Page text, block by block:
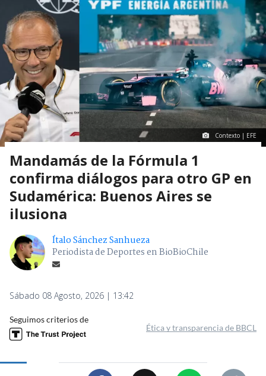
Contexto | EFE
Mandamás de la Fórmula 1
confirma diálogos para otro GP en
Sudamérica: Buenos Aires se
ilusiona
Ítalo Sánchez Sanhueza
Periodista de Deportes en BioBioChile
Sábado 08 Agosto, 2026 | 13:42
Seguimos criterios de
Ética y transparencia de BBCL